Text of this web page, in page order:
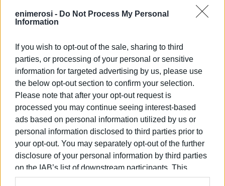
enimerosi - Do Not Process My Personal
Information
If you wish to opt-out of the sale, sharing to third
parties, or processing of your personal or sensitive
information for targeted advertising by us, please use
the below opt-out section to confirm your selection.
Please note that after your opt-out request is
processed you may continue seeing interest-based
ads based on personal information utilized by us or
personal information disclosed to third parties prior to
your opt-out. You may separately opt-out of the further
disclosure of your personal information by third parties
on the IAB’s list of downstream participants. This
information may also be disclosed by us to third parties
παραδοσιακών και ιστορικών μνημείων που χρήζουν
προστασίας και ανάδειξης, αλλά και σε έναν
που γενιές ολόκληρες διαφύλαξαν με τιτάνιες
προσπάθειες, περισσό ενδιαφέρον και μόχθο, στα αγνά
κύτταρα του πολιτισμού, στις τοπικές μας κοινωνίες
(πολιτιστικοί σύλλογοι, φιλαρμονικές και διάφορα
άλλα σωματεία πολιτισμού, ανεξάρτητοι φορείς αλλά
και πολιτιστικοί οργανισμοί δήμων).
Ευθύνη όλων μας είναι να συνειδητοποιήσουμε την
αδήριτη ανάγκη για την προστασία του πολιτισμικού
μας πλούτου συντονισμένα μέσα από την πρόταση που
έχουμε καταθέσει ανοικτά (από τον Φεβρουάριο του